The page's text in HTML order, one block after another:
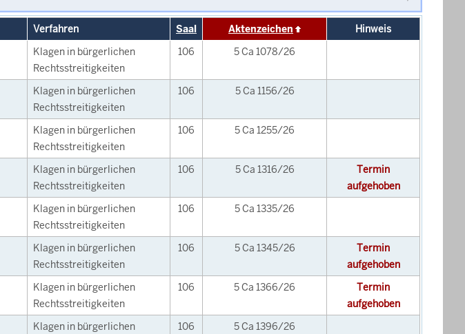
Verfahren Saal Aktenzeichen
Hinweis
Klagen in bürgerlichen
Rechtsstreitigkeiten
106 5 Ca 1078/26
Klagen in bürgerlichen
Rechtsstreitigkeiten
106 5 Ca 1156/26
Klagen in bürgerlichen
Rechtsstreitigkeiten
106 5 Ca 1255/26
Klagen in bürgerlichen
Rechtsstreitigkeiten
106 5 Ca 1316/26
Termin
aufgehoben
Klagen in bürgerlichen
Rechtsstreitigkeiten
106 5 Ca 1335/26
Klagen in bürgerlichen
Rechtsstreitigkeiten
106 5 Ca 1345/26
Termin
aufgehoben
Klagen in bürgerlichen
Rechtsstreitigkeiten
106 5 Ca 1366/26
Termin
aufgehoben
Klagen in bürgerlichen
106 5 Ca 1396/26